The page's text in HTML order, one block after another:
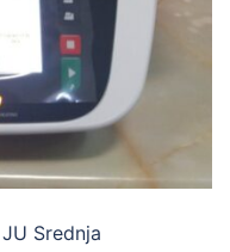
Srednja